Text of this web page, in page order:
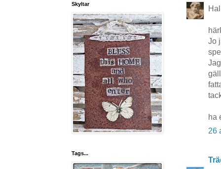
Jo
ha
26
Skyltar
Tags...